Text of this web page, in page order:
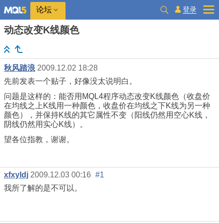
论坛 登录
动态改变K线颜色
秋风踏浪 2009.12.02 18:28
先前发表一个贴子，好像没太说明白。
问题是这样的：能否用MQL4程序动态改变K线颜色（收盘价
在均线之上K线用一种颜色，收盘价在均线之下K线为另一种
颜色），并保持K线的其它属性不变（阳线仍然用空心K线，
阴线仍然用实心K线）。
望各位指教，谢谢。
xfxyldj 2009.12.03 00:16 #1
我所了解的是不可以。